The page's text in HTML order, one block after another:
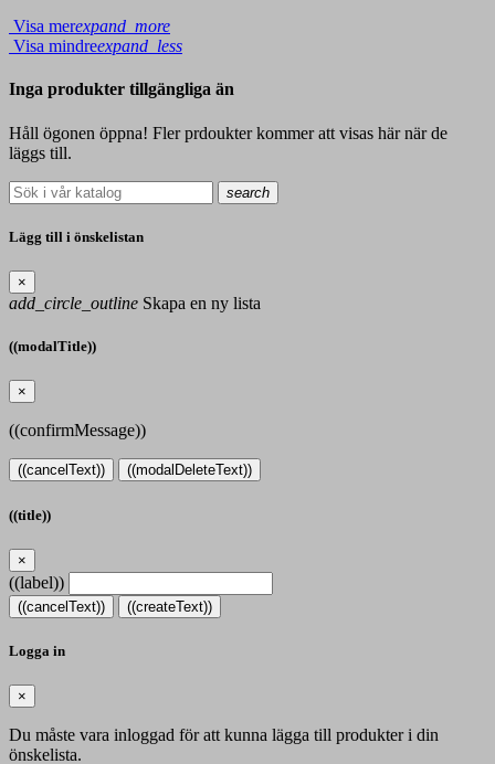
Visa merexpand_more
Visa mindreexpand_less
Inga produkter tillgängliga än
Håll ögonen öppna! Fler prdoukter kommer att visas här när de
läggs till.
search
Lägg till i önskelistan
×
add_circle_outline Skapa en ny lista
((modalTitle))
×
((confirmMessage))
((cancelText)) ((modalDeleteText))
((title))
×
((label))
((cancelText)) ((createText))
Logga in
×
Du måste vara inloggad för att kunna lägga till produkter i din
önskelista.